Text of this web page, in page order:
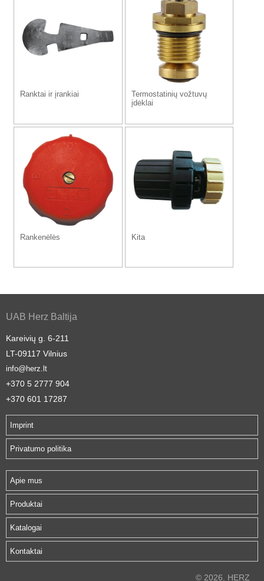
Ranktai ir įrankiai
Termostatinių vožtuvų
įdėklai
Rankenėlės Kita
UAB Herz Baltija
Kareivių g. 6-211
LT-09117 Vilnius
info@herz.lt
+370 5 2777 904
+370 601 17287
Imprint
Privatumo politika
Apie mus
Produktai
Katalogai
Kontaktai
© 2026. HERZ